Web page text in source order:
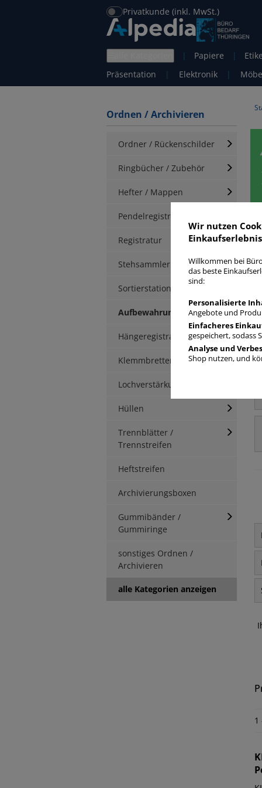
Privatkunde (inkl. MwSt.)
| Papiere |
Präsentation
| Elektronik |
Ordnen / Archivieren
Ordner / Rückenschilder
Ringbücher / Zubehör
Hefter / Mappen
Pendelregistratur
Registratur
Stehsammler
Sortierstationen / Ablagen
Aufbewahrungsbox
Hängeregistratur
Klemmbretter / -mappen
Lochverstärkung
Hüllen
Trennblätter /
Trennstreifen
Heftstreifen
Archivierungsboxen
Gummibänder /
Gummiringe
sonstiges Ordnen /
Archivieren
alle Kategorien anzeigen
1
Wir nutzen
Willkommen bei
das beste
sind:
Personalisierte
Angebote und
Einfacheres
gespeichert, sodass
Analyse und
Shop nutzen, und